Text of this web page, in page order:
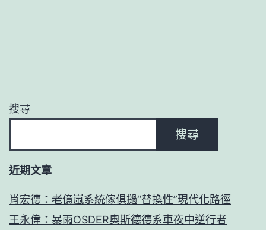
搜尋
搜尋
近期文章
肖宏德：老億嵐系統傢俱撾“替換性”現代化路徑
王永偉：暴雨OSDER奧斯德德系車夜中逆行者